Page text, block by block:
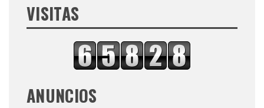
VISITAS
ANUNCIOS